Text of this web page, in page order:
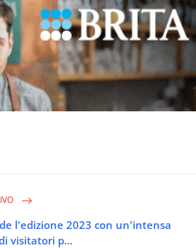
l'edizione 2023 con un'intensa
visitatori p...